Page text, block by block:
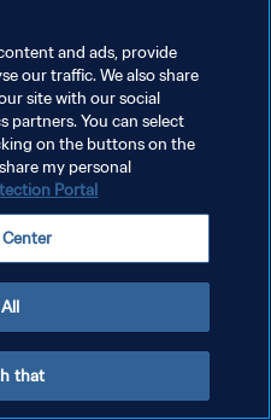
سياسة الخصوصية
إدارة تفضيلات ملفات تعريف الارتباط
and ads, provide
our traffic. We also share
site with our social
partners. You can select
on the buttons on the
my personal
Portal
that